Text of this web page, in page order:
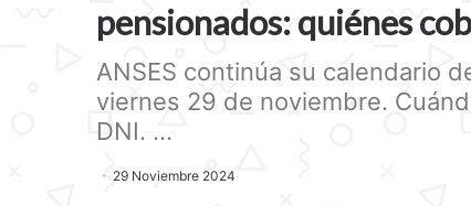
pensionados: quiénes
ANSES continúa su calendario
viernes 29 de noviembre.
DNI. ...
29 Noviembre 2024